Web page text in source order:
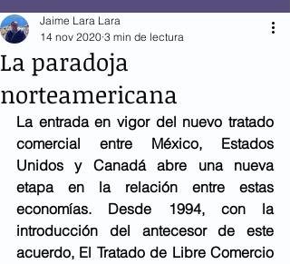
La paradoja
norteamericana
Jaime Lara Lara
14 nov 2020 3 min de lectura
La entrada en vigor del nuevo tratado
comercial entre México, Estados
Unidos y Canadá abre una nueva
etapa en la relación entre estas
economías. Desde 1994, con la
introducción del antecesor de este
acuerdo, El Tratado de Libre Comercio